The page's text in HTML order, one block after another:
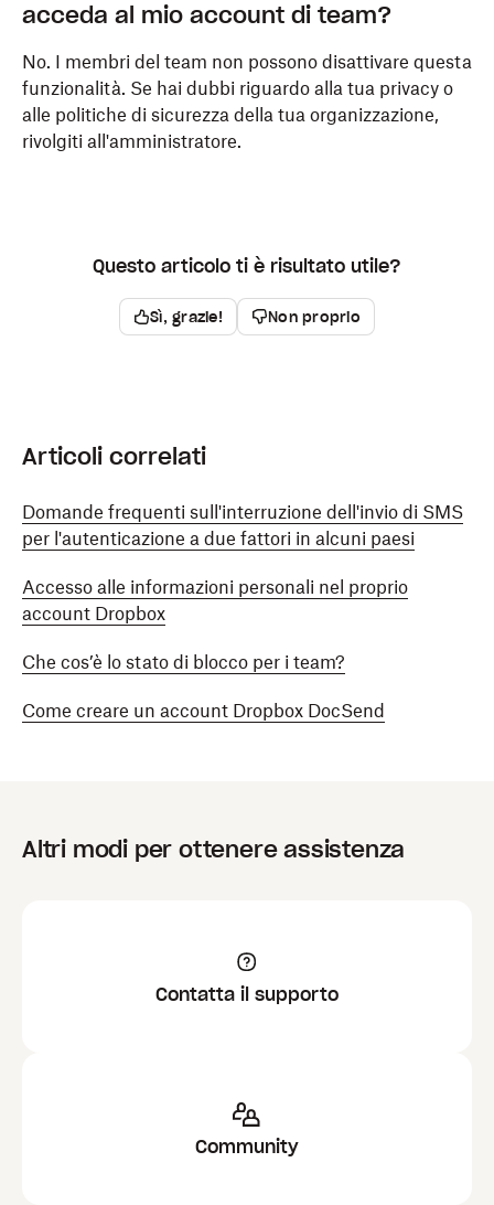
acceda al mio account di team?
No. I membri del team non possono disattivare questa
funzionalità. Se hai dubbi riguardo alla tua privacy o
alle politiche di sicurezza della tua organizzazione,
rivolgiti all'amministratore.
Questo articolo ti è risultato utile?
Sì, grazie! Non proprio
Articoli correlati
Domande frequenti sull'interruzione dell'invio di SMS
per l'autenticazione a due fattori in alcuni paesi
Accesso alle informazioni personali nel proprio
account Dropbox
Che cos’è lo stato di blocco per i team?
Come creare un account Dropbox DocSend
Altri modi per ottenere assistenza
Contatta il supporto
Community